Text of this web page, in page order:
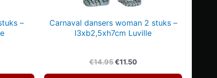
–
Carnaval dansers woman 2 stuks –
l3xb2,5xh7cm Luville
€14.95Oorspronkelijke
€11.50